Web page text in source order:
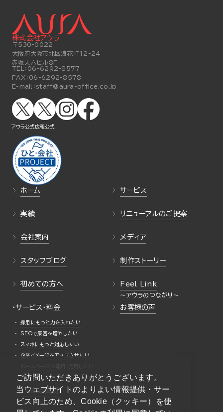
ご訪問いただきありがとうございます。
当ウェブサイトのよりよい情報提供・サー
ビス向上のため、Cookie（クッキー）を使
ホーム サービス
実績 リニューアルのご提案
会社案内 メディア
スタッフブログ 制作ストーリー
初めての方へ Feel Link
・サービス・料金
採用にもっと力を入れたい
SEOで集客を増やしたい
スマホにもっと対応したい
企業イメージをアップさせたい
お客様の声
よくある質問 採用情報
株式会社アウラ
〒530-0022
大阪府大阪市北区浪花町12-24
赤坂天六ビル8F
TEL： 06-6292-8577
FAX： 06-6292-8578
E-mail： staff@aura-office.co.jp
アウラ公式 広報公式